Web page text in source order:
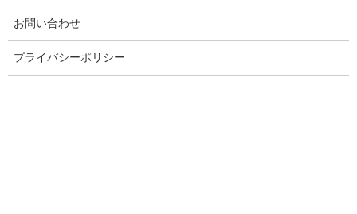
Copy
お問い合わせ
プライバシーポリシー